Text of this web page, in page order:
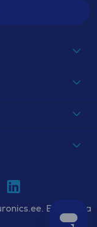
Все права